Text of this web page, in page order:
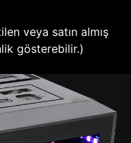
veya satın almış
gösterebilir.)